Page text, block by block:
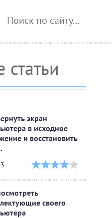
статьи
экран
в исходное
и восстановить
своего